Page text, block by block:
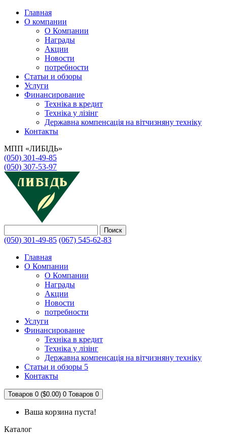
Главная
О компании
О Компании
Награды
Акции
Новости
потребности
Статьи и обзоры
Услуги
Финансирование
Техніка в кредит
Техніка у лізінг
Державна компенсація на вітчизняну техніку
Контакты
МПП «ЛИБІДЬ»
(050) 301-49-85
(050) 307-53-97
Поиск
(050) 301-49-85 (067) 545-62-83
Главная
О Компании
О Компании
Награды
Акции
Новости
потребности
Услуги
Финансирование
Техніка в кредит
Техніка у лізінг
Державна компенсація на вітчизняну техніку
Статьи и обзоры 5
Контакты
Товаров 0 ($0.00) 0 Товаров 0
Ваша корзина пуста!
Каталог